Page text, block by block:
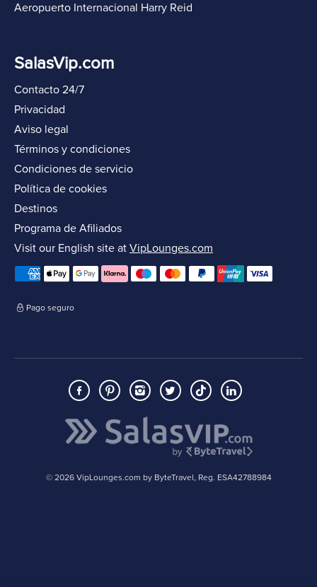
Aeropuerto Internacional Harry Reid
SalasVip.com
Contacto 24/7
Privacidad
Aviso legal
Términos y condiciones
Condiciones de servicio
Política de cookies
Destinos
Programa de Afiliados
Visit our English site at VipLounges.com
Pago seguro
© 2026 VipLounges.com by ByteTravel, Reg. ESA42788984